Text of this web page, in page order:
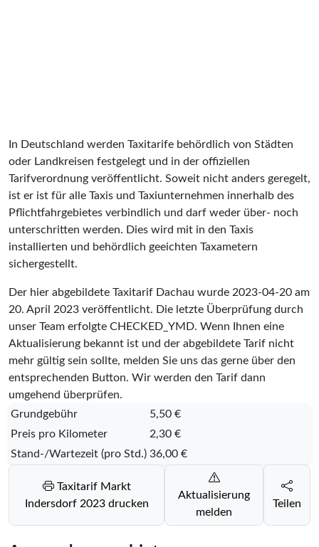
In Deutschland werden Taxitarife behördlich von Städten
oder Landkreisen festgelegt und in der offiziellen
Tarifverordnung veröffentlicht. Soweit nicht anders geregelt,
ist er ist für alle Taxis und Taxiunternehmen innerhalb des
Pflichtfahrgebietes verbindlich und darf weder über- noch
unterschritten werden. Dies wird mit in den Taxis
installierten und behördlich geeichten Taxametern
sichergestellt.
Der hier abgebildete Taxitarif Dachau wurde 2023-04-20 am
20. April 2023 veröffentlicht. Die letzte Überprüfung durch
unser Team erfolgte CHECKED_YMD. Wenn Ihnen eine
Aktualisierung bekannt ist und der abgebildete Tarif nicht
mehr gültig sein sollte, melden Sie uns das gerne über den
entsprechenden Button. Wir werden den Tarif dann
umgehend überprüfen.
Grundgebühr
5,50 €
Preis pro Kilometer
2,30 €
Stand-/Wartezeit (pro Std.) 36,00 €
Taxitarif Markt
Indersdorf 2023 drucken
Aktualisierung
melden
Teilen